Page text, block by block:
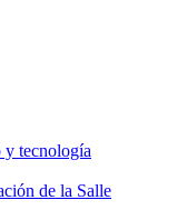
y tecnología
de la Salle